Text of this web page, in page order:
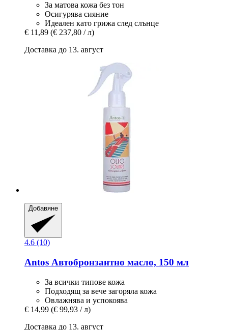
За матова кожа без тон
Осигурява сияние
Идеален като грижа след слънце
€ 11,89 (€ 237,80 / л)
Доставка до 13. август
Добавяне
4.6 (10)
Antos Автобронзантно масло, 150 мл
За всички типове кожа
Подходящ за вече загоряла кожа
Овлажнява и успокоява
€ 14,99 (€ 99,93 / л)
Доставка до 13. август